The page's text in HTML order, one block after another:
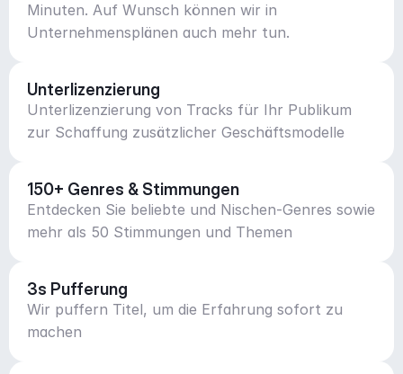
Minuten. Auf Wunsch können wir in
Unternehmensplänen auch mehr tun.
Unterlizenzierung
Unterlizenzierung von Tracks für Ihr Publikum
zur Schaffung zusätzlicher Geschäftsmodelle
150+ Genres & Stimmungen
Entdecken Sie beliebte und Nischen-Genres sowie
mehr als 50 Stimmungen und Themen
3s Pufferung
Wir puffern Titel, um die Erfahrung sofort zu
machen